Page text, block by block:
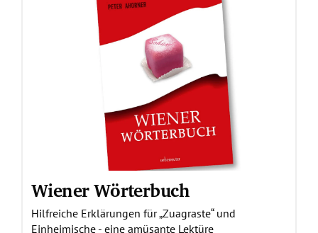
Wiener Wörterbuch
Hilfreiche Erklärungen für „Zuagraste“ und
Einheimische - eine amüsante Lektüre